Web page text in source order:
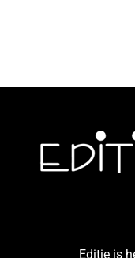
Editie is